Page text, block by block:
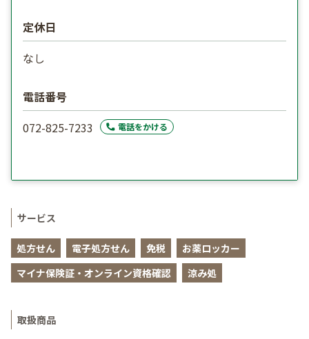
定休日
なし
電話番号
072-825-7233
電話をかける
サービス
処方せん 電子処方せん 免税
お薬ロッカー
マイナ保険証・オンライン資格確認
涼み処
取扱商品